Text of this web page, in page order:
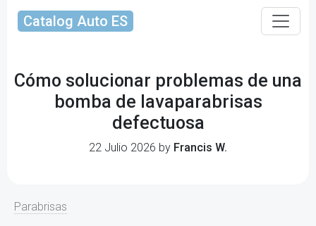
Catalog Auto ES
Cómo solucionar problemas de una
bomba de lavaparabrisas
defectuosa
22 Julio 2026 by Francis W.
Parabrisas